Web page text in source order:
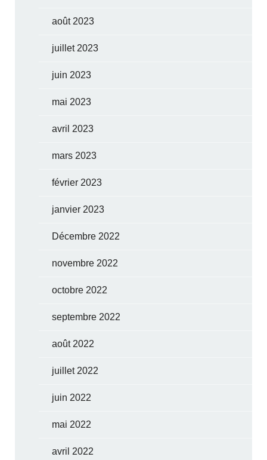
août 2023
juillet 2023
juin 2023
mai 2023
avril 2023
mars 2023
février 2023
janvier 2023
Décembre 2022
novembre 2022
octobre 2022
septembre 2022
août 2022
juillet 2022
juin 2022
mai 2022
avril 2022